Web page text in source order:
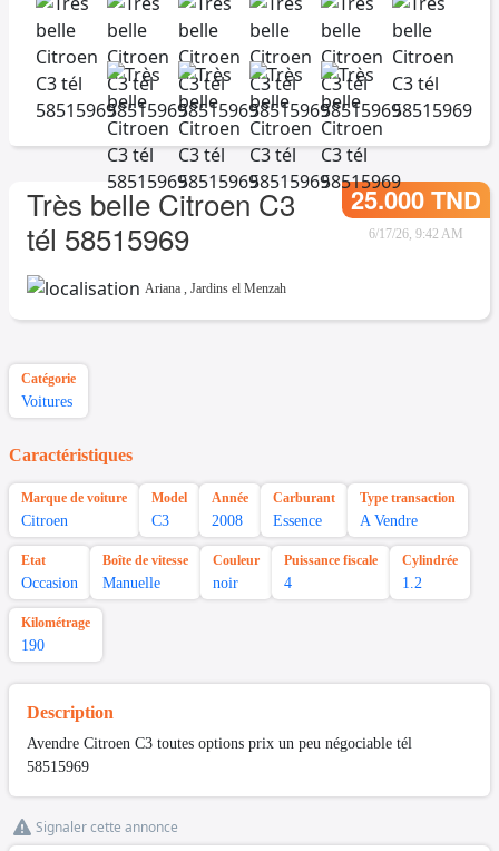
Très belle Citroen C3
tél 58515969
25.000 TND
6/17/26, 9:42 AM
Ariana , Jardins el Menzah
Catégorie
Voitures
Caractéristiques
Marque de voiture
Citroen
Model
C3
Année
2008
Carburant
Essence
Type transaction
A Vendre
Etat
Occasion
Boîte de vitesse
Manuelle
Couleur
noir
Puissance fiscale
4
Cylindrée
1.2
Kilométrage
190
Description
Avendre Citroen C3 toutes options prix un peu négociable tél
58515969
Signaler cette annonce